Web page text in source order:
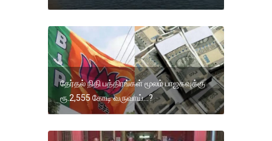
தேர்தல் நிதி பத்திரங்கள் மூலம் பாஜகவுக்கு
ரூ.2,555 கோடி வருவாய்...?